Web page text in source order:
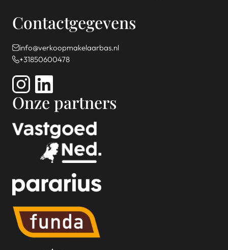
Contactgegevens
info@verkoopmakelaarbas.nl
+31850600478
Onze partners